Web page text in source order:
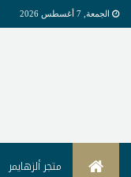
الجمعة, 7 أغسطس 2026
الرئيسيةمتجر ألزهايمر